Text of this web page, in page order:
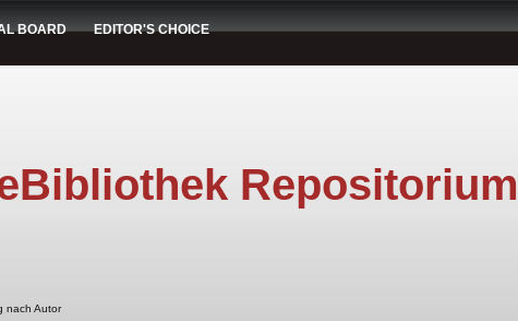
BOARD EDITOR'S CHOICE
Repositorium
nach Autor